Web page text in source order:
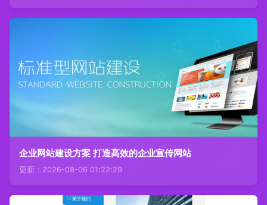
企业网站建设方案 打造高效的企业宣传网站
更新：2026-08-06 01:22:29